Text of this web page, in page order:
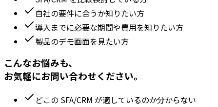
自社の要件に合うか知りたい方
導入までに必要な期間や費用を知りたい方
製品のデモ画面を見たい方
こんなお悩みも、
お気軽にお問い合わせください。
どこの SFA/CRM が適しているのか分からない